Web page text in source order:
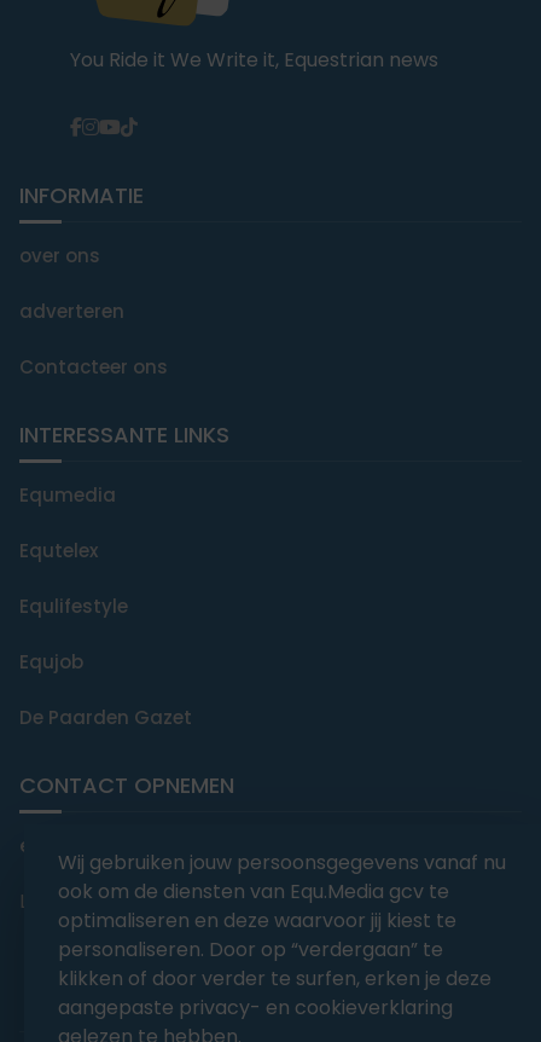
You Ride it We Write it, Equestrian news
INFORMATIE
over ons
adverteren
Contacteer ons
INTERESSANTE LINKS
Equmedia
Equtelex
Equlifestyle
Equjob
De Paarden Gazet
CONTACT OPNEMEN
editorial@equmedia.be
Langendamdreef 22 9880 Aalter België
Wij gebruiken jouw persoonsgegevens vanaf nu
ook om de diensten van Equ.Media gcv te
optimaliseren en deze waarvoor jij kiest te
personaliseren. Door op “verdergaan” te
klikken of door verder te surfen, erken je deze
aangepaste privacy- en cookieverklaring